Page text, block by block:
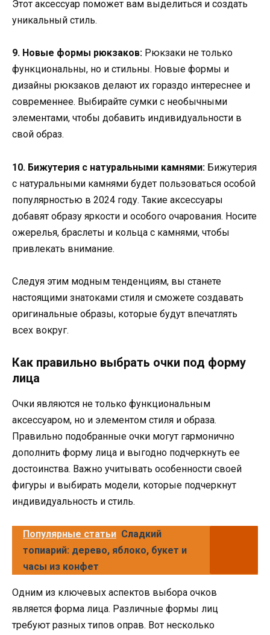
Этот аксессуар поможет вам выделиться и создать
уникальный стиль.
9. Новые формы рюкзаков: Рюкзаки не только
функциональны, но и стильны. Новые формы и
дизайны рюкзаков делают их гораздо интереснее и
современнее. Выбирайте сумки с необычными
элементами, чтобы добавить индивидуальности в
свой образ.
10. Бижутерия с натуральными камнями: Бижутерия
с натуральными камнями будет пользоваться особой
популярностью в 2024 году. Такие аксессуары
добавят образу яркости и особого очарования. Носите
ожерелья, браслеты и кольца с камнями, чтобы
привлекать внимание.
Следуя этим модным тенденциям, вы станете
настоящими знатоками стиля и сможете создавать
оригинальные образы, которые будут впечатлять
всех вокруг.
Как правильно выбрать очки под форму
лица
Очки являются не только функциональным
аксессуаром, но и элементом стиля и образа.
Правильно подобранные очки могут гармонично
дополнить форму лица и выгодно подчеркнуть ее
достоинства. Важно учитывать особенности своей
фигуры и выбирать модели, которые подчеркнут
индивидуальность и стиль.
Популярные статьи Сладкий
топиарий: дерево, яблоко, букет и
часы из конфет
Одним из ключевых аспектов выбора очков
является форма лица. Различные формы лиц
требуют разных типов оправ. Вот несколько